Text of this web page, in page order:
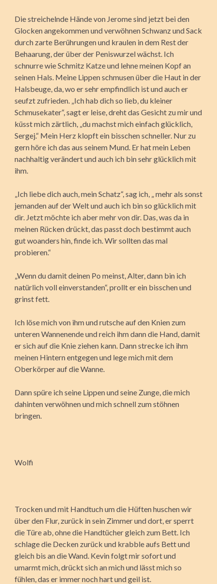
Die streichelnde Hände von Jerome sind jetzt bei den
Glocken angekommen und verwöhnen Schwanz und Sack
durch zarte Berührungen und kraulen in dem Rest der
Behaarung, der über der Peniswurzel wächst. Ich
schnurre wie Schmitz Katze und lehne meinen Kopf an
seinen Hals. Meine Lippen schmusen über die Haut in der
Halsbeuge, da, wo er sehr empfindlich ist und auch er
seufzt zufrieden. „Ich hab dich so lieb, du kleiner
Schmusekater“, sagt er leise, dreht das Gesicht zu mir und
küsst mich zärtlich, „du machst mich einfach glücklich,
Sergej.“ Mein Herz klopft ein bisschen schneller. Nur zu
gern höre ich das aus seinem Mund. Er hat mein Leben
nachhaltig verändert und auch ich bin sehr glücklich mit
ihm.
„Ich liebe dich auch, mein Schatz“, sag ich, „ mehr als sonst
jemanden auf der Welt und auch ich bin so glücklich mit
dir. Jetzt möchte ich aber mehr von dir. Das, was da in
meinen Rücken drückt, das passt doch bestimmt auch
gut woanders hin, finde ich. Wir sollten das mal
probieren.“
„Wenn du damit deinen Po meinst, Alter, dann bin ich
natürlich voll einverstanden“, prollt er ein bisschen und
grinst fett.
Ich löse mich von ihm und rutsche auf den Knien zum
unteren Wannenende und reich ihm dann die Hand, damit
er sich auf die Knie ziehen kann. Dann strecke ich ihm
meinen Hintern entgegen und lege mich mit dem
Oberkörper auf die Wanne.
Dann spüre ich seine Lippen und seine Zunge, die mich
dahinten verwöhnen und mich schnell zum stöhnen
bringen.
Wolfi
Trocken und mit Handtuch um die Hüften huschen wir
über den Flur, zurück in sein Zimmer und dort, er sperrt
die Türe ab, ohne die Handtücher gleich zum Bett. Ich
schlage die Decken zurück und krabble aufs Bett und
gleich bis an die Wand. Kevin folgt mir sofort und
umarmt mich, drückt sich an mich und lässt mich so
fühlen, das er immer noch hart und geil ist.